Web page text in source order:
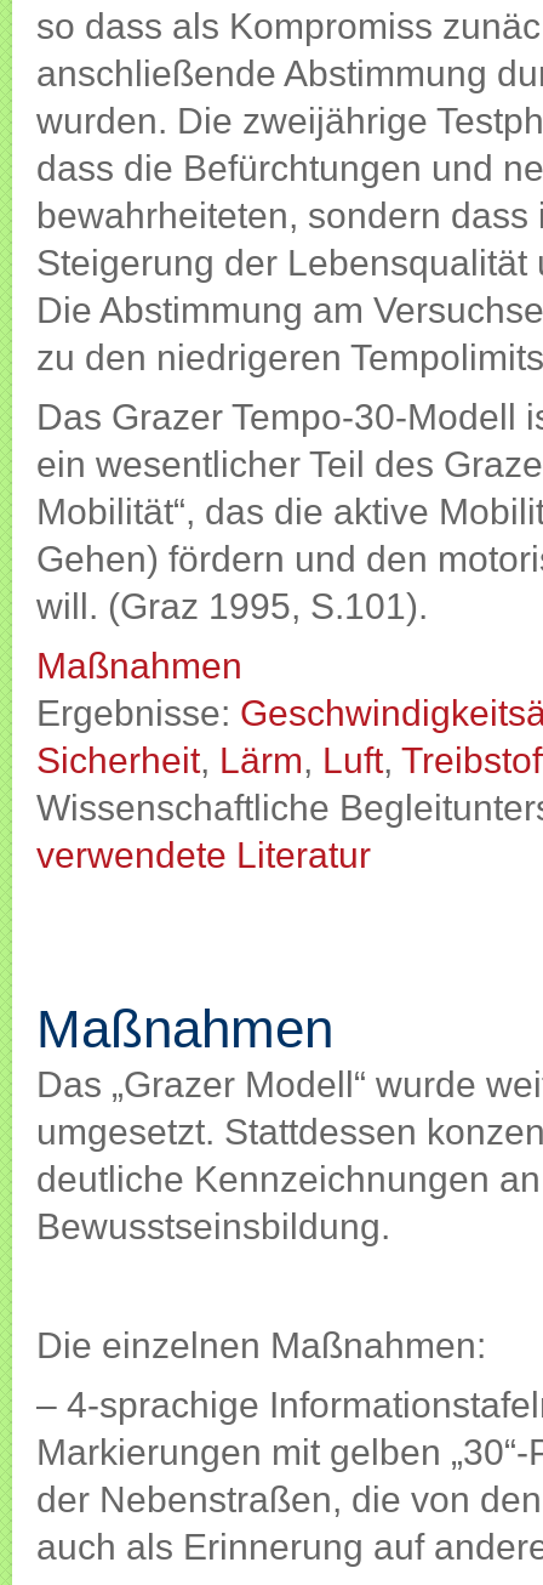
so dass als Kompromiss
anschließende Abstimmung
wurden. Die zweijährige
dass die Befürchtungen und
bewahrheiteten, sondern
Steigerung der
Die Abstimmung am
zu den niedrigeren
Das Grazer Tempo-30-Modell
ein wesentlicher Teil des
Mobilität“, das die aktive
Gehen) fördern und den
will. (Graz 1995, S.101).
Maßnahmen
Ergebnisse:
Sicherheit, Lärm, Luft,
Wissenschaftliche
verwendete Literatur
Maßnahmen
Das „Grazer Modell“ wurde
umgesetzt. Stattdessen
deutliche Kennzeichnungen
Bewusstseinsbildung.
Die einzelnen Maßnahmen:
– 4-sprachige
Markierungen mit gelben
der Nebenstraßen, die von
auch als Erinnerung auf